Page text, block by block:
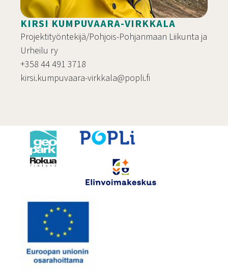
KIRSI KUMPUVAARA-VIRKKALA
Projektityöntekijä/Pohjois-Pohjanmaan Liikunta ja
Urheilu ry
+358 44 491 3718
kirsi.kumpuvaara-virkkala@popli.fi